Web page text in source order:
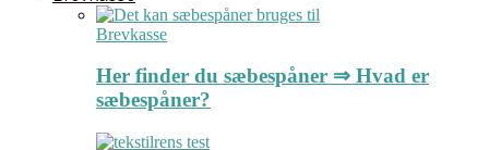
Brevkasse
Her finder du sæbespåner ⇒ Hvad er
sæbespåner?